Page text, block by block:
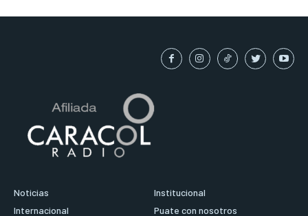
Noticias
Internacional
Institucional
Puate con nosotros